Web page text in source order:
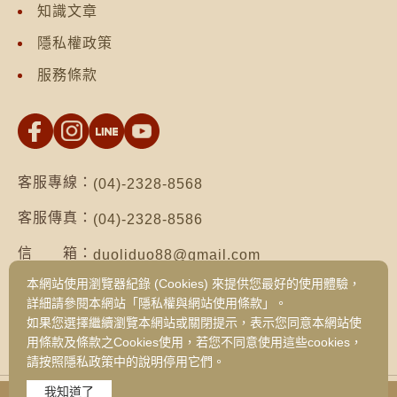
知識文章
隱私權政策
服務條款
客服專線： (04)-2328-8568
客服傳真： (04)-2328-8586
信 箱： duoliduo88@gmail.com
地 址：台南市仁德區保安路二段552號（台南總公
司）
台中市西區健行路1049號3樓之19（台中
旗艦門市）
本網站使用瀏覽器紀錄 (Cookies) 來提供您最好的使用體驗，
詳細請參閱本網站「隱私權與網站使用條款」。
如果您選擇繼續瀏覽本網站或關閉提示，表示您同意本網站使
用條款及條款之Cookies使用，若您不同意使用這些cookies，
請按照隱私政策中的說明停用它們。
我知道了